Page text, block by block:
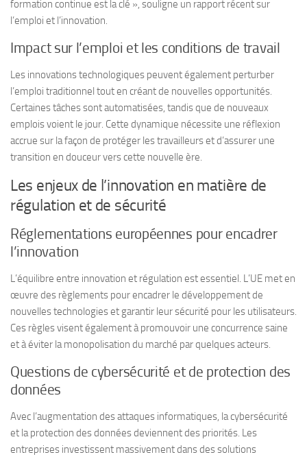
formation continue est la clé », souligne un rapport récent sur
l’emploi et l’innovation.
Impact sur l’emploi et les conditions de travail
Les innovations technologiques peuvent également perturber
l’emploi traditionnel tout en créant de nouvelles opportunités.
Certaines tâches sont automatisées, tandis que de nouveaux
emplois voient le jour. Cette dynamique nécessite une réflexion
accrue sur la façon de protéger les travailleurs et d’assurer une
transition en douceur vers cette nouvelle ère.
Les enjeux de l’innovation en matière de
régulation et de sécurité
Réglementations européennes pour encadrer
l’innovation
L’équilibre entre innovation et régulation est essentiel. L’UE met en
œuvre des règlements pour encadrer le développement de
nouvelles technologies et garantir leur sécurité pour les utilisateurs.
Ces règles visent également à promouvoir une concurrence saine
et à éviter la monopolisation du marché par quelques acteurs.
Questions de cybersécurité et de protection des
données
Avec l’augmentation des attaques informatiques, la cybersécurité
et la protection des données deviennent des priorités. Les
entreprises investissent massivement dans des solutions